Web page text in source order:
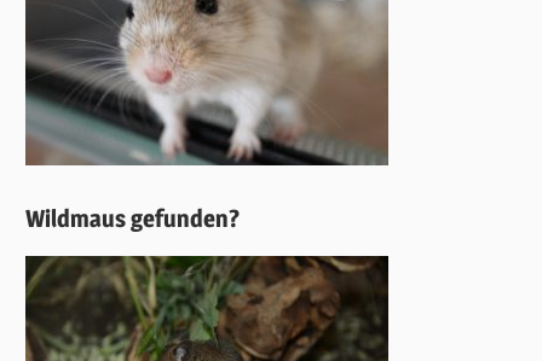
Wildmaus gefunden?